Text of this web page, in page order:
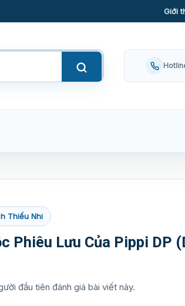
Giới
Thiếu Nhi
Phiêu Lưu Của Pippi DP
đầu tiên đánh giá bài viết này.